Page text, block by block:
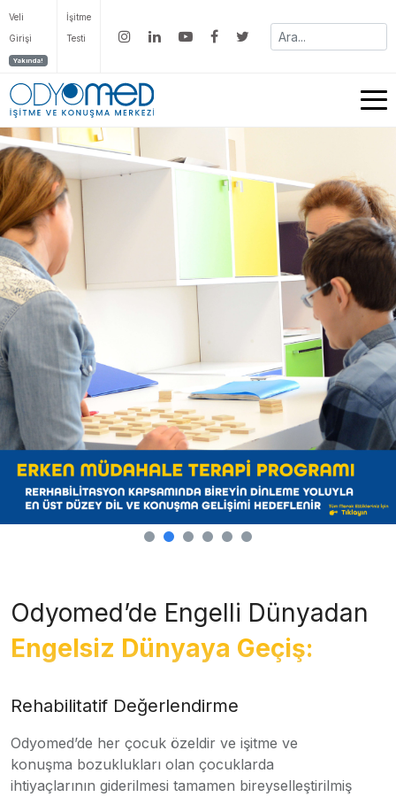
Veli
Girişi
Yakında!
İşitme
Testi
Odyomed’de Engelli Dünyadan
Engelsiz Dünyaya Geçiş:
Rehabilitatif Değerlendirme
Odyomed’de her çocuk özeldir ve işitme ve
konuşma bozuklukları olan çocuklarda
ihtiyaçlarının giderilmesi tamamen bireyselleştirilmiş